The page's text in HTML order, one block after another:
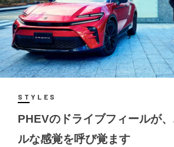
STYLES
PHEVのドライブフィールが
ルな感覚を呼び覚ます